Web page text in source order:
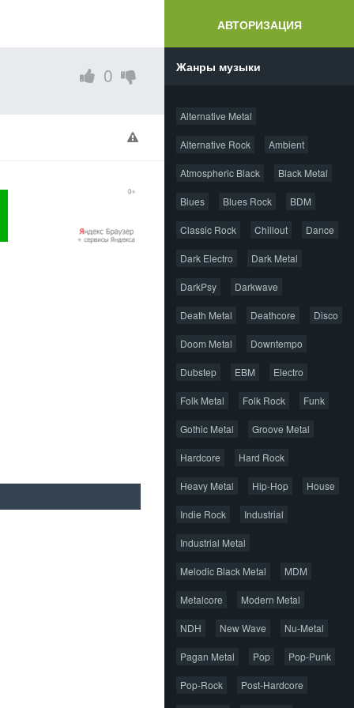
АВТОРИЗАЦИЯ
0 Жанры музыки
Alternative Metal
Alternative Rock Ambient
Atmospheric Black Black Metal
Blues Blues Rock BDM
Classic Rock Chillout Dance
Dark Electro Dark Metal
DarkPsy Darkwave
Death Metal Deathcore Disco
Doom Metal Downtempo
Dubstep EBM Electro
Folk Metal Folk Rock Funk
Gothic Metal Groove Metal
Hardcore Hard Rock
Heavy Metal Hip-Hop House
Indie Rock Industrial
Industrial Metal
Melodic Black Metal MDM
Metalcore Modern Metal
NDH New Wave Nu-Metal
Pagan Metal Pop Pop-Punk
Pop-Rock Post-Hardcore